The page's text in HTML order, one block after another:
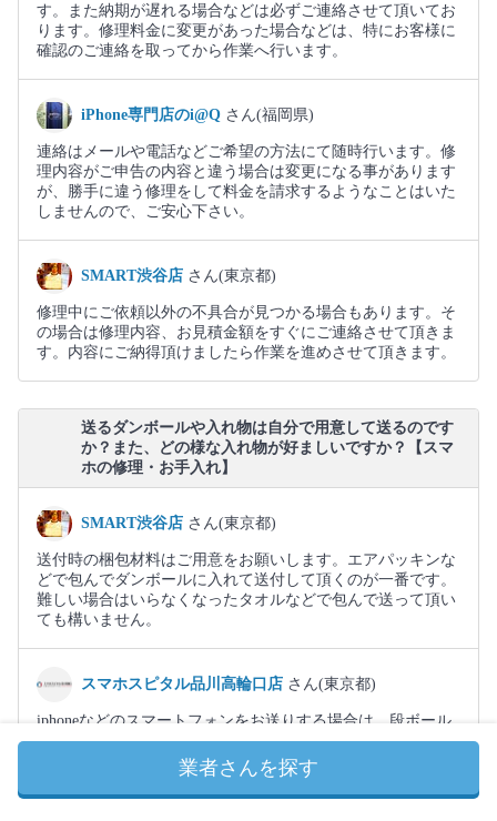
す。また納期が遅れる場合などは必ずご連絡させて頂いてお
ります。修理料金に変更があった場合などは、特にお客様に
確認のご連絡を取ってから作業へ行います。
iPhone専門店のi@Q さん(福岡県)
連絡はメールや電話などご希望の方法にて随時行います。修
理内容がご申告の内容と違う場合は変更になる事があります
が、勝手に違う修理をして料金を請求するようなことはいた
しませんので、ご安心下さい。
SMART渋谷店 さん(東京都)
修理中にご依頼以外の不具合が見つかる場合もあります。そ
の場合は修理内容、お見積金額をすぐにご連絡させて頂きま
す。内容にご納得頂けましたら作業を進めさせて頂きます。
送るダンボールや入れ物は自分で用意して送るのです
か？また、どの様な入れ物が好ましいですか？【スマ
ホの修理・お手入れ】
SMART渋谷店 さん(東京都)
送付時の梱包材料はご用意をお願いします。エアパッキンな
どで包んでダンボールに入れて送付して頂くのが一番です。
難しい場合はいらなくなったタオルなどで包んで送って頂い
ても構いません。
スマホスピタル品川高輪口店 さん(東京都)
iphoneなどのスマートフォンをお送りする場合は、段ボール
などのいわゆる箱でお送りする事をオススメしております。
封筒や紙袋の場合、破損してしまった事例があるとお話しを
業者さんを探す